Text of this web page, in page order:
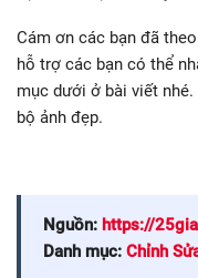
Cám ơn các bạn đã
hỗ trợ các bạn có thể
mục dưới ở bài viết
bộ ảnh đẹp.
Nguồn: https://
Danh mục: Chỉnh